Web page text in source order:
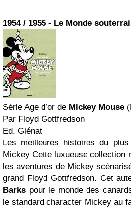
1954 / 1955 - Le Monde
Série Age d’or de Mickey Mouse
Par Floyd Gottfredson
Ed. Glénat
Les meilleures histoires du
Mickey Cette luxueuse collection
les aventures de Mickey
grand Floyd Gottfredson. Cet
Barks pour le monde des
le standard character Mickey au